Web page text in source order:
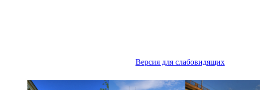
Версия для слабовидящих